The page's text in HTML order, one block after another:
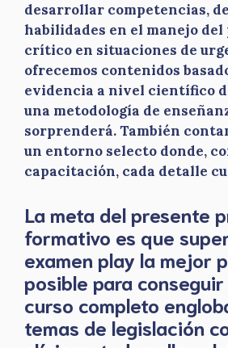
desarrollar competencias,
habilidades en el manejo
crítico en situaciones de
ofrecemos contenidos
evidencia a nivel científico
una metodología de
sorprenderá. También
un entorno selecto donde,
capacitación, cada detalle
La meta del presente
formativo es que
examen play la mejor
posible para
curso completo
temas de legislación